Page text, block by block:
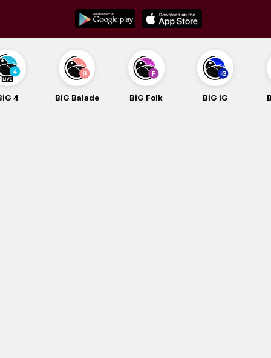
content
BiG Balade BiG Folk BiG iG BiG Rock